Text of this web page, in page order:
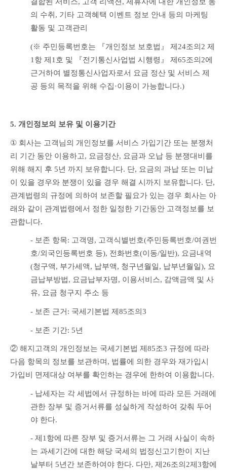
의 수취, 기타 고객혜택 이벤트 정보 안내 등의 마케팅
활동 및 고객관리
(※ 주민등록번호는 『개인정보 보호법』 제24조의2 제
1항 제1호 및 『전기통신사업법 시행령』 제65조의2에
근거하여 별정통신사업자로서 요금 정산 및 서비스 제
공 등의 목적을 위해 수집·이용이 가능합니다.)
5. 개인정보의 보유 및 이용기간
① 회사는 고객님의 개인정보를 서비스 가입기간 또는 분쟁처
리 기간 동안 이용하고, 요금정산, 요금과 오납 등 분쟁대비를
위해 해지 후 5년 까지 보유합니다. 단, 요금의 과납 또는 미납
이 있을 경우와 분쟁이 있을 경우 해결 시까지 보유합니다. 단,
관계법령의 규정에 의하여 보존할 필요가 있는 경우 회사는 아
래와 같이 관계법령에서 정한 일정한 기간동안 고객정보를 보
관합니다.
- 보존 항목: 고객명, 고객식별번호(주민등록번호/여권번
호/외국인등록번호 등), 전화번호(이동/일반), 요금내역
(청구액, 부가세액, 납부액, 청구년월일, 납부년월일), 요
금납부방법, 요금납부자명, 이용서비스, 감액금액 및 사
유, 요금 청구지 주소 등
- 보존 근거: 국세기본법 제85조의3
- 보존 기간: 5년
② 해지고객의 개인정보는 국세기본법 제85조3 규정에 따라
다음 항목의 정보를 보관하며, 법률에 의한 경우와 재가입시
가입비 면제대상 여부를 확인하는 경우에 한하여 이용합니다.
- 납세자는 각 세법에서 규정하는 바에 따라 모든 거래에
관한 장부 및 증거서류를 성실하게 작성하여 갖춰 두어
야 한다.
- 제1항에 따른 장부 및 증거서류는 그 거래 사실이 속하
는 과세기간에 대한 해당 국세의 법정신고기한이 지난
날부터 5년간 보존하여야 한다. 다만, 제26조의2제3항에